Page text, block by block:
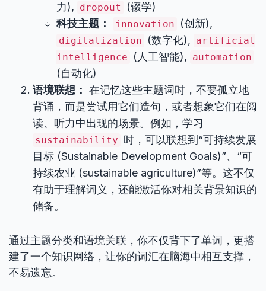
力), dropout
(辍学)
科技主题：
innovation (创新),
digitalization (数字化), artificial
intelligence
(人工智能), automation
(自动化)
语境联想： 在记忆这些主题词时，不要孤立地
背诵，而是尝试用它们造句，或者想象它们在阅
读、听力中出现的场景。例如，学习
sustainability 时，可以联想到“可持续发展
目标 (Sustainable Development Goals)”、“可
持续农业 (sustainable agriculture)”等。这不仅
有助于理解词义，还能激活你对相关背景知识的
储备。
通过主题分类和语境关联，你不仅背下了单词，更搭
建了一个知识网络，让你的词汇在脑海中相互支撑，
不易遗忘。